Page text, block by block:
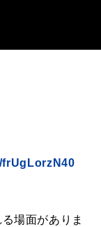
場⾯がありま